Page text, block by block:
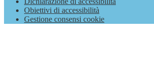
Obiettivi di accessibilità
Gestione consensi cookie